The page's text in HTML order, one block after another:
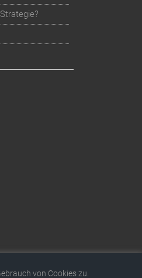
von Cookies zu.